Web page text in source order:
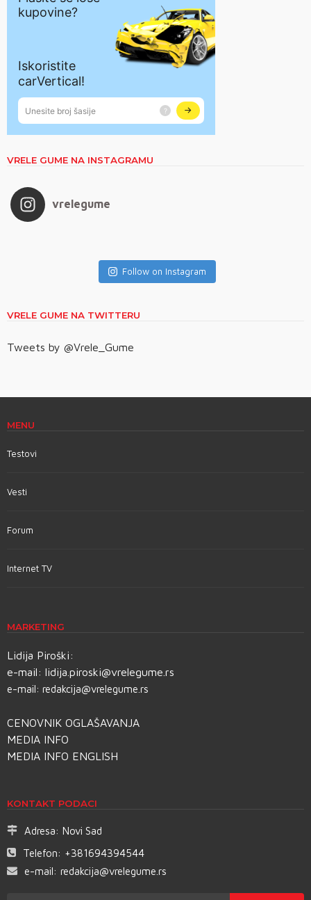
VRELE GUME NA INSTAGRAMU
vrelegume
Follow on Instagram
VRELE GUME NA TWITTERU
Tweets by @Vrele_Gume
MENU
Testovi
Vesti
Forum
Internet TV
MARKETING
Lidija Piroški:
e-mail: lidija.piroski@vrelegume.rs
e-mail: redakcija@vrelegume.rs
CENOVNIK OGLAŠAVANJA
MEDIA INFO
MEDIA INFO ENGLISH
KONTAKT PODACI
Adresa: Novi Sad
Telefon: +381694394544
e-mail: redakcija@vrelegume.rs